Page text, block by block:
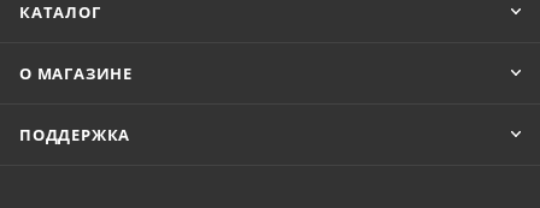
КАТАЛОГ
О МАГАЗИНЕ
ПОДДЕРЖКА